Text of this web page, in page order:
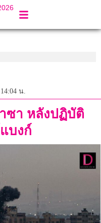
น.
ซา หลังปฏิบัติ
บงก์